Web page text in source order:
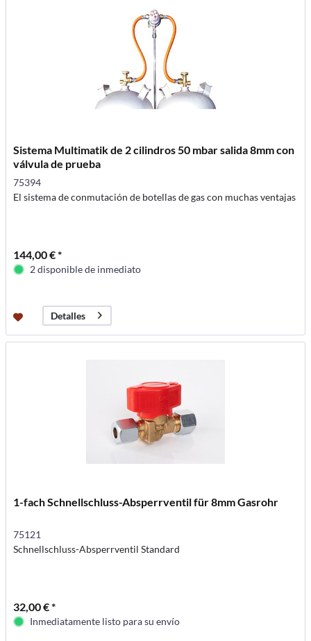
Sistema Multimatik de 2 cilindros 50 mbar salida 8mm con
válvula de prueba
75394
El sistema de conmutación de botellas de gas con muchas ventajas
144,00 € *
2 disponible de inmediato
Detalles
1-fach Schnellschluss-Absperrventil für 8mm Gasrohr
75121
Schnellschluss-Absperrventil Standard
32,00 € *
Inmediatamente listo para su envío